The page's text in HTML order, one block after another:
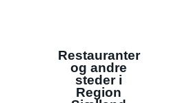
Restauranter
og andre
steder i
Region